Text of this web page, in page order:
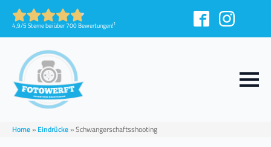
4,9/5 Sterne bei über 700 Bewertungen!1
Home» Eindrücke»Schwangerschaftsshooting